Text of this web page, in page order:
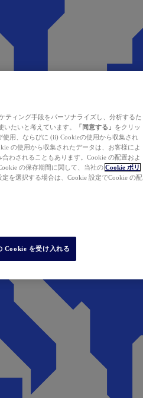
ティング手段をパーソナライズし、分析するた
たいと考えています。
「同意する」 をクリッ
用、ならびに (ii) Cookieの使用から収集され
の使用から収集されたデータは、お客様によ
わされることもあります。Cookie の配置およ
の保存期間に関して、当社の Cookie ポリ
を選択する場合は、Cookie 設定でCookie の配
Cookie を受け入れる